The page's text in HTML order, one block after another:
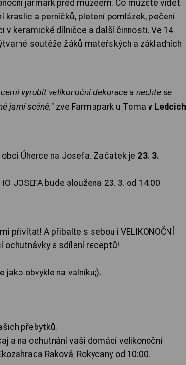
jarmark před muzeem. Co můžete vidět
kraslic a perníčků, pletení pomlázek, pečení
v keramické dílničce a další činnosti. Ve 14
soutěže žáků mateřských a základních
vyrobit velikonoční dekorace a nechte se
jarní scéně," zve Farmapark u Toma v Ledcich
Úherce na Josefa. Začátek je 23. 3.
JOSEFA bude sloužena 23. 3. od 14:00
přivítat! A přibalte s sebou i VELIKONOČNÍ
ochutnávky a sdílení receptů!
jako obvykle na valníku;).
přebytků.
a na ochutnání vaši domácí velikonoční
Raková, Rokycany od 10:00.